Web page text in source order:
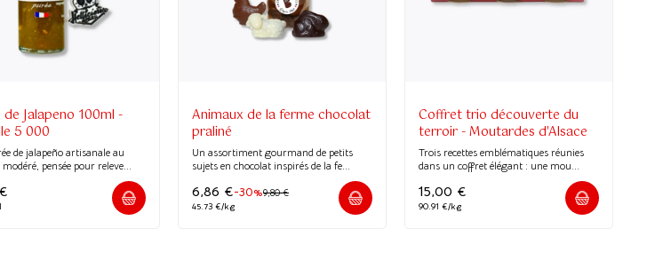
de Jalapeno 100ml -
5 000
de jalapeño artisanale au
pensée pour releve...
€
Animaux de la ferme chocolat
praliné
Un assortiment gourmand de petits
sujets en chocolat inspirés de la fe...
-30%9,80€
6,86 €
45.73 €/kg
Coffret trio découverte du
terroir - Moutardes d'Alsace
Trois recettes emblématiques réunies
dans un coffret élégant : une mou...
15,00 €
90.91 €/kg